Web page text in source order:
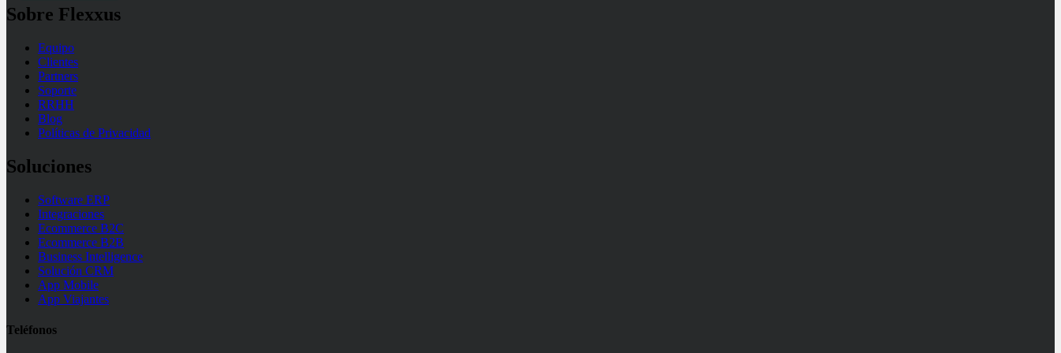
Sobre Flexxus
Equipo
Clientes
Partners
Soporte
RRHH
Blog
Políticas de Privacidad
Soluciones
Software ERP
Integraciones
Ecommerce B2C
Ecommerce B2B
Business Intelligence
Solución CRM
App Mobile
App Viajantes
Teléfonos